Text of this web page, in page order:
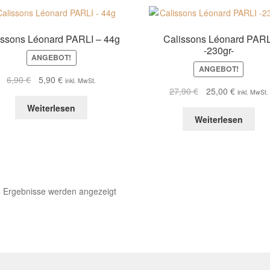
Léonard PARLI – 44g
ANGEBOT!
6,90€
Ursprünglicher
war:
5,90 €Aktueller
ist:
inkl. MwSt.
Weiterlesen
Calissons Léonard
-230gr-
ANGEBOT!
27,90€
Ursprünglicher
war:
25,00 €Aktueller
ist:
inkl. MwSt.
Weiterlesen
Ergebnisse werden angezeigt